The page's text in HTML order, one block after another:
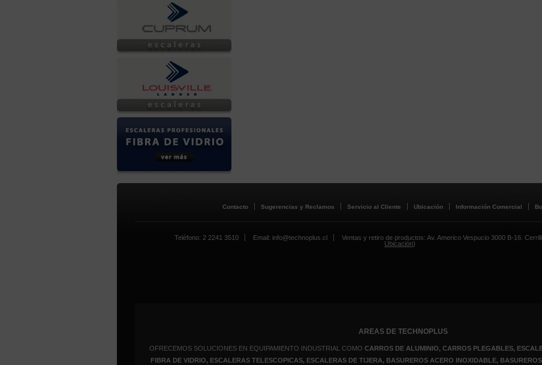
Contacto Sugerencias y Reclamos Servicio al Cliente Ubicación Información Comercial
Teléfono: 2 2241 3510 Email: info@technoplus.cl Ventas y retiro de productos: Av. Americo Vespucio 3000 B-16.
Ubicación)
AREAS DE TECHNOPLUS
OFRECEMOS SOLUCIONES EN EQUIPAMIENTO INDUSTRIAL COMO CARROS DE ALUMINIO, CARROS PLEGABLES,
FIBRA DE VIDRIO, ESCALERAS TELESCOPICAS, ESCALERAS DE TIJERA, BASUREROS ACERO INOXIDABLE,